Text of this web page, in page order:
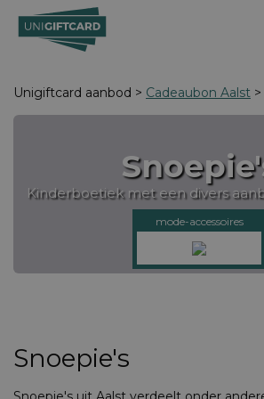
Unigiftcard aanbod > Cadeaubon Aalst
Kinderboetiek met een divers
mode-accessoires
Snoepie's